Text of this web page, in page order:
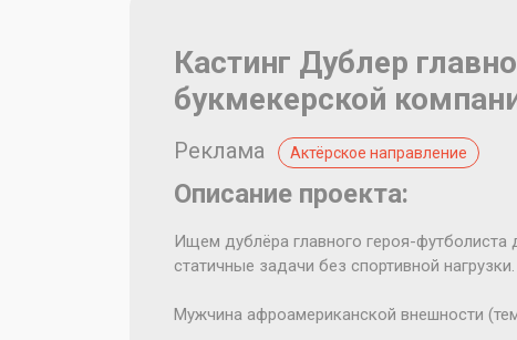
Кастинг Дублер
букмекерской
Реклама Актёрское направление
Описание проекта:
Ищем дублёра главного героя-
статичные задачи без спортивной
Мужчина афроамериканской внешности